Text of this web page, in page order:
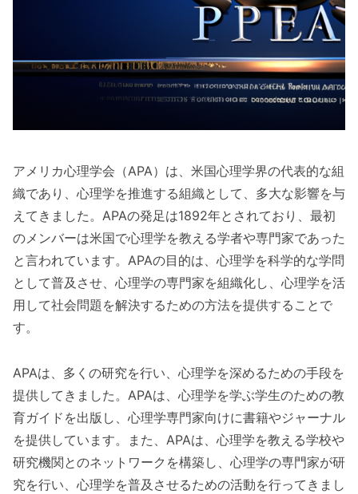
アメリカ心理学会（APA）は、米国心理学界の代表的な組
織であり、心理学を推進する組織として、多大な影響を与
えてきました。APAの発足は1892年とされており、最初
のメンバーは米国で心理学を教える学者や専門家であった
と言われています。APAの目的は、心理学を科学的な学問
として普及させ、心理学の専門家を組織化し、心理学を活
用して社会問題を解決するための方法を提供することで
す。
APAは、多くの研究を行い、心理学を深めるための手段を
提供してきました。APAは、心理学を学ぶ学生のための教
育ガイドを出版し、心理学専門家向けに書籍やジャーナル
を提供しています。また、APAは、心理学を教える学校や
研究機関とのネットワークを構築し、心理学の専門家が研
究を行い、心理学を普及させるための活動を行ってきまし